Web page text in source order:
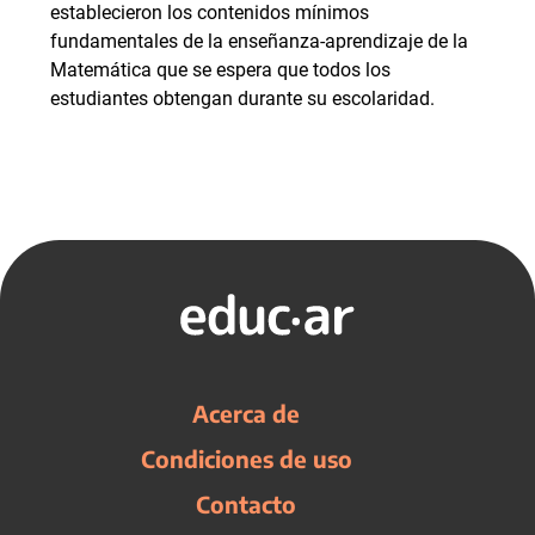
establecieron los contenidos mínimos
fundamentales de la enseñanza-aprendizaje de la
Matemática que se espera que todos los
estudiantes obtengan durante su escolaridad.
Acerca de
Condiciones de uso
Contacto